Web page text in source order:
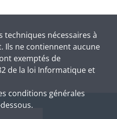
techniques nécessaires à
Ils ne contiennent aucune
exemptés de
de la loi Informatique et
conditions générales